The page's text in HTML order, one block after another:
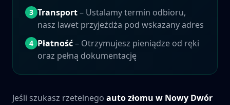
3 Transport– Ustalamy termin odbioru,
nasz lawet przyjeżdża pod wskazany adres
4 Płatność– Otrzymujesz pieniądze od ręki
oraz pełną dokumentację
Jeśli szukasz rzetelnego auto złomu w Nowy Dwór